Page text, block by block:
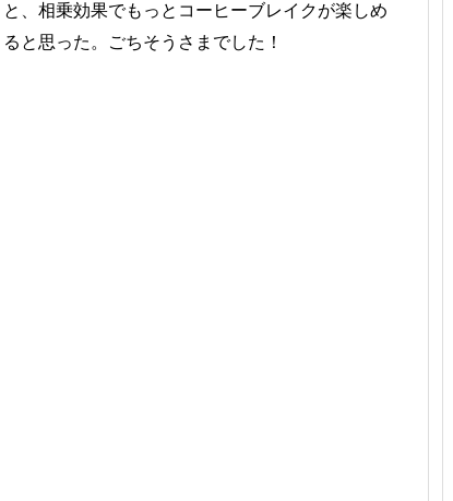
と、相乗効果でもっとコーヒーブレイクが楽しめ
ると思った。ごちそうさまでした！